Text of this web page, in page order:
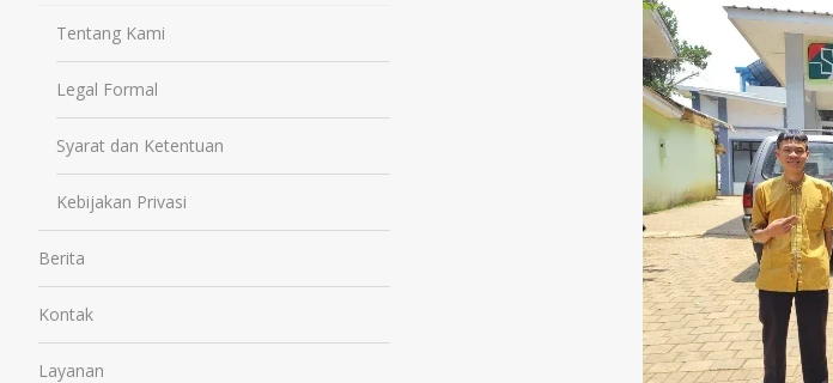
Tentang Kami
Legal Formal
Syarat dan Ketentuan
Kebijakan Privasi
Berita
Kontak
Layanan